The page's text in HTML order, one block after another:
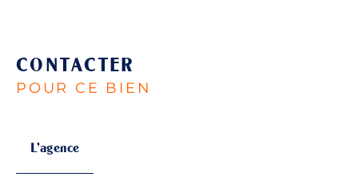
CONTACTER
POUR CE BIEN
L'agence